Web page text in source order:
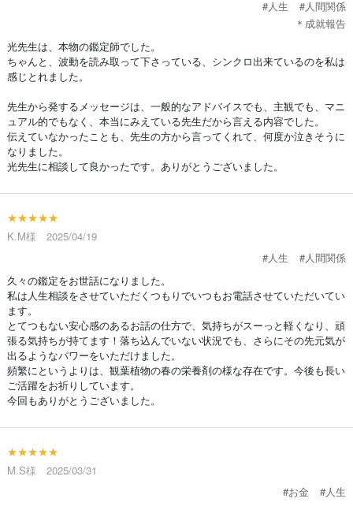
#人生
#人間関係
＊成就報告
光先生は、本物の鑑定師でした。
ちゃんと、波動を読み取って下さっている、シンクロ出来ているのを私は
感じとれました。
先生から発するメッセージは、一般的なアドバイスでも、主観でも、マニ
ュアル的でもなく、本当にみえている先生だから言える内容でした。
伝えていなかったことも、先生の方から言ってくれて、何度か泣きそうに
なりました。
光先生に相談して良かったです。ありがとうございました。
★★★★★
K.M様 2025/04/19
#人生
#人間関係
久々の鑑定をお世話になりました。
私は人生相談をさせていただくつもりでいつもお電話させていただいてい
ます。
とてつもない安心感のあるお話の仕方で、気持ちがスーっと軽くなり、頑
張る気持ちが持てます！落ち込んでいない状況でも、さらにその先元気が
出るようなパワーをいただけました。
頻繁にというよりは、観葉植物の春の栄養剤の様な存在です。今後も長い
ご活躍をお祈りしています。
今回もありがとうございました。
★★★★★
M.S様 2025/03/31
#お金
#人生